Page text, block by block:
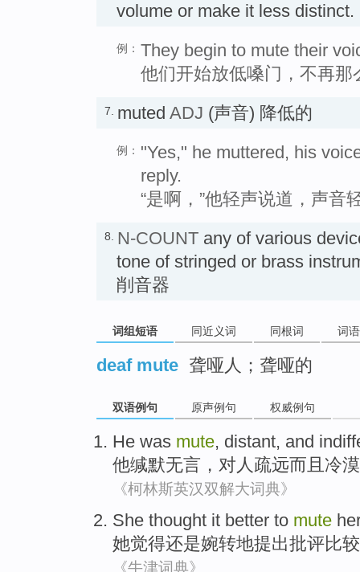
volume or make it less
例： They begin to mute their
他们开始放低嗓门，不再那
7. muted ADJ (声音) 降低的
例： "Yes," he muttered, his
reply.
“是啊，”他轻声说道，声音
8. N-COUNT any of various
tone of stringed or brass
削音器
词组短语 同近义词 同根词 词
deaf mute 聋哑人；聋哑的
双语例句 原声例句 权威例句
He was mute, distant, and
他缄默无言， 对人疏远而且 冷
《柯林斯英汉双解大词典》
She thought it better to mute
她觉得还是婉转地提出批评比较
《牛津词典》